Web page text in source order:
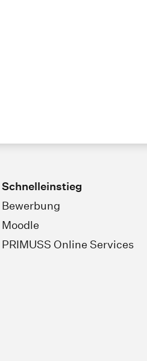
Schnelleinstieg
Bewerbung
Moodle
PRIMUSS Online Services